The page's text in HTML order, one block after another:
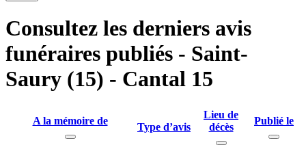
Consultez les derniers avis
funéraires publiés - Saint-
Saury (15) - Cantal 15
A la mémoire de
Type d’avis
Lieu de
décès
Publié le